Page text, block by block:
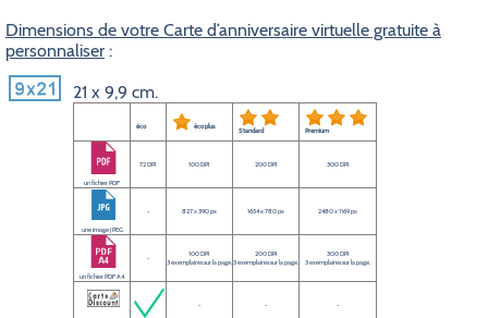
Dimensions de votre Carte d’anniversaire virtuelle gratuite à
personnaliser :
21 x 9,9 cm.
éco éco plus Standard Premium
un fichier PDF
72 DPI 100 DPI 200 DPI 300 DPI
une image JPEG
- 827 x 390 px 1654 x 780 px 2480 x 1169 px
un fichier PDF A4
-
100 DPI
3 exemplaires sur la page.
200 DPI
3 exemplaires sur la page.
300 DPI
3 exemplaires sur la page.
- - -